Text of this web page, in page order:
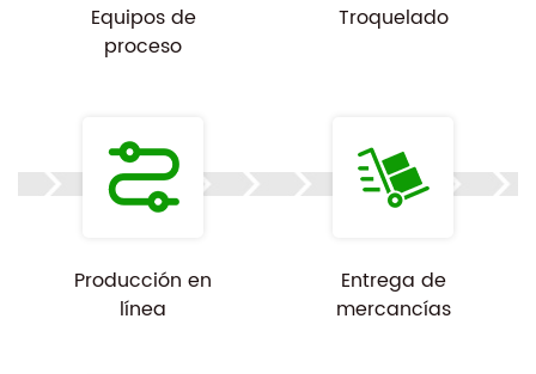
Equipos de
proceso
Troquelado
Producción en
línea
Entrega de
mercancías